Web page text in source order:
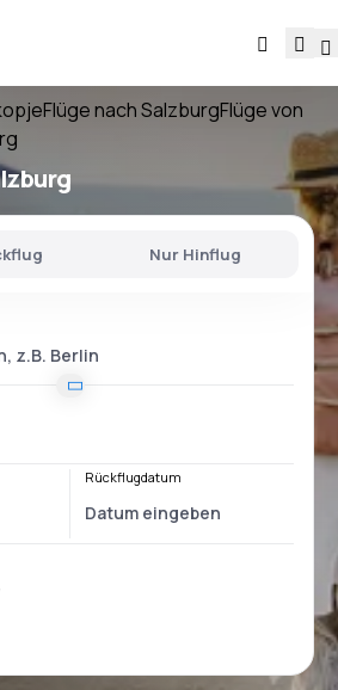
Flüge nach SalzburgFlüge von
Nur Hinflug
Rückflugdatum